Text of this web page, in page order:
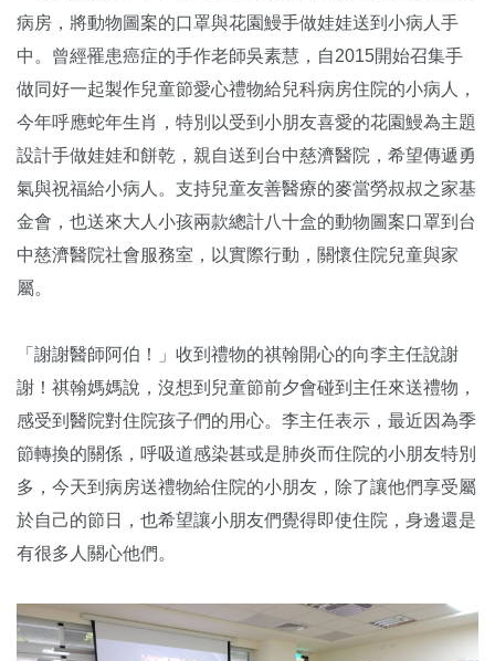
病房，將動物圖案的口罩與花園鰻手做娃娃送到小病人手
中。曾經罹患癌症的手作老師吳素慧，自2015開始召集手
做同好一起製作兒童節愛心禮物給兒科病房住院的小病人，
今年呼應蛇年生肖，特別以受到小朋友喜愛的花園鰻為主題
設計手做娃娃和餅乾，親自送到台中慈濟醫院，希望傳遞勇
氣與祝福給小病人。支持兒童友善醫療的麥當勞叔叔之家基
金會，也送來大人小孩兩款總計八十盒的動物圖案口罩到台
中慈濟醫院社會服務室，以實際行動，關懷住院兒童與家
屬。
「謝謝醫師阿伯！」收到禮物的祺翰開心的向李主任說謝
謝！祺翰媽媽說，沒想到兒童節前夕會碰到主任來送禮物，
感受到醫院對住院孩子們的用心。李主任表示，最近因為季
節轉換的關係，呼吸道感染甚或是肺炎而住院的小朋友特別
多，今天到病房送禮物給住院的小朋友，除了讓他們享受屬
於自己的節日，也希望讓小朋友們覺得即使住院，身邊還是
有很多人關心他們。